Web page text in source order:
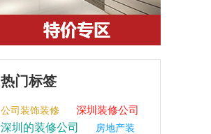
热门标签
公司装饰装修 深圳装修公司
深圳的装修公司
房地产装